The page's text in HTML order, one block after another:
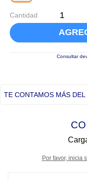
Cantidad
Consultar
TE CONTAMOS MÁS
Por favor, inicia